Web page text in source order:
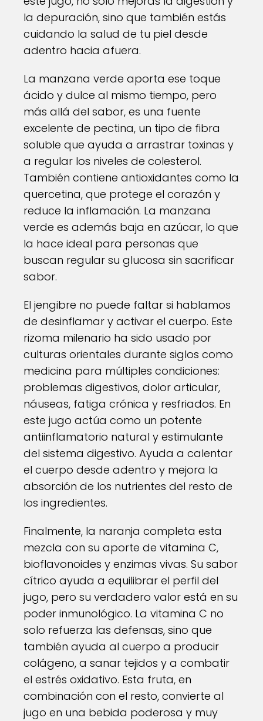
la depuración, sino que también estás
cuidando la salud de tu piel desde
adentro hacia afuera.
La manzana verde aporta ese toque
ácido y dulce al mismo tiempo, pero
más allá del sabor, es una fuente
excelente de pectina, un tipo de fibra
soluble que ayuda a arrastrar toxinas y
a regular los niveles de colesterol.
También contiene antioxidantes como la
quercetina, que protege el corazón y
reduce la inflamación. La manzana
verde es además baja en azúcar, lo que
la hace ideal para personas que
buscan regular su glucosa sin sacrificar
sabor.
El jengibre no puede faltar si hablamos
de desinflamar y activar el cuerpo. Este
rizoma milenario ha sido usado por
culturas orientales durante siglos como
medicina para múltiples condiciones:
problemas digestivos, dolor articular,
náuseas, fatiga crónica y resfriados. En
este jugo actúa como un potente
antiinflamatorio natural y estimulante
del sistema digestivo. Ayuda a calentar
el cuerpo desde adentro y mejora la
absorción de los nutrientes del resto de
los ingredientes.
Finalmente, la naranja completa esta
mezcla con su aporte de vitamina C,
bioflavonoides y enzimas vivas. Su sabor
cítrico ayuda a equilibrar el perfil del
jugo, pero su verdadero valor está en su
poder inmunológico. La vitamina C no
solo refuerza las defensas, sino que
también ayuda al cuerpo a producir
colágeno, a sanar tejidos y a combatir
el estrés oxidativo. Esta fruta, en
combinación con el resto, convierte al
jugo en una bebida poderosa y muy